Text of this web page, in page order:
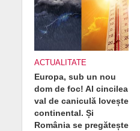
ACTUALITATE
Europa, sub un nou
dom de foc! Al cincilea
val de caniculă lovește
continental. Și
România se pregătește